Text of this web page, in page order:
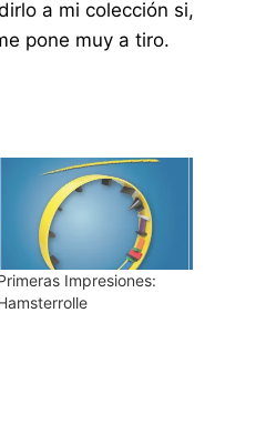
a mi colección si,
pone muy a tiro.
Impresiones: